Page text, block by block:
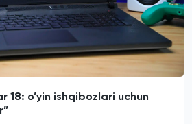
18: o’yin ishqibozlari uchun